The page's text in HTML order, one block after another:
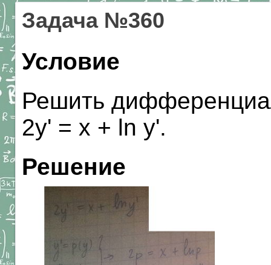
Задача №360
Условие
Решить
2y' = x + ln y'.
Решение